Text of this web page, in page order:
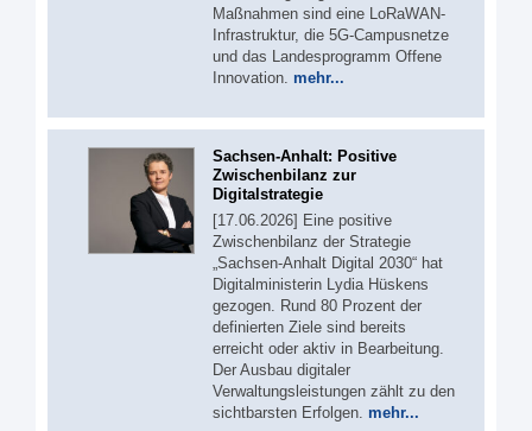
Maßnahmen sind eine LoRaWAN-
Infrastruktur, die 5G-Campusnetze
und das Landesprogramm Offene
Innovation. mehr...
Sachsen-Anhalt: Positive
Zwischenbilanz zur
Digitalstrategie
[17.06.2026] Eine positive
Zwischenbilanz der Strategie
„Sachsen-Anhalt Digital 2030“ hat
Digitalministerin Lydia Hüskens
gezogen. Rund 80 Prozent der
definierten Ziele sind bereits
erreicht oder aktiv in Bearbeitung.
Der Ausbau digitaler
Verwaltungsleistungen zählt zu den
sichtbarsten Erfolgen. mehr...